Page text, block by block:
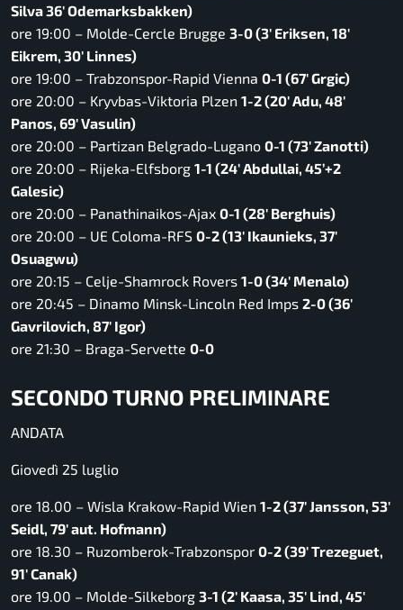
Silva 36′ Odemarksbakken)
ore 19:00 – Molde-Cercle Brugge 3-0 (3′ Eriksen, 18′
Eikrem, 30′ Linnes)
ore 19:00 – Trabzonspor-Rapid Vienna 0-1 (67′ Grgic)
ore 20:00 – Kryvbas-Viktoria Plzen 1-2 (20′ Adu, 48′
Panos, 69′ Vasulin)
ore 20:00 – Partizan Belgrado-Lugano 0-1 (73′ Zanotti)
ore 20:00 – Rijeka-Elfsborg 1-1 (24′ Abdullai, 45’+2
Galesic)
ore 20:00 – Panathinaikos-Ajax 0-1 (28′ Berghuis)
ore 20:00 – UE Coloma-RFS 0-2 (13′ Ikaunieks, 37′
Osuagwu)
ore 20:15 – Celje-Shamrock Rovers 1-0 (34′ Menalo)
ore 20:45 – Dinamo Minsk-Lincoln Red Imps 2-0 (36′
Gavrilovich, 87′ Igor)
ore 21:30 – Braga-Servette 0-0
SECONDO TURNO PRELIMINARE
ANDATA
Giovedì 25 luglio
ore 18.00 – Wisla Krakow-Rapid Wien 1-2 (37′ Jansson, 53′
Seidl, 79′ aut. Hofmann)
ore 18.30 – Ruzomberok-Trabzonspor 0-2 (39′ Trezeguet,
91′ Canak)
ore 19.00 – Molde-Silkeborg 3-1 (2′ Kaasa, 35′ Lind, 45′